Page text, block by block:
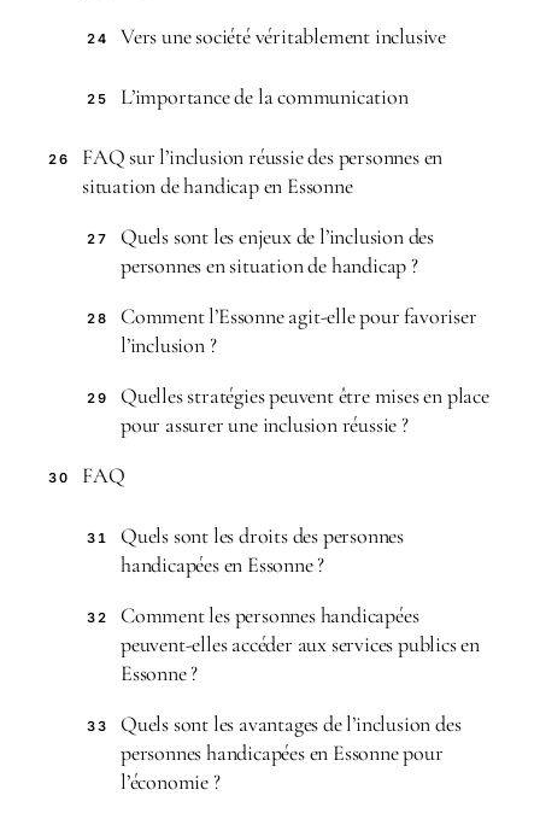
24 Vers une société véritablement inclusive
25 L’importance de la communication
26
FAQ sur l’inclusion réussie des personnes en
situation de handicap en Essonne
27
Quels sont les enjeux de l’inclusion des
personnes en situation de handicap ?
28
Comment l’Essonne agit-elle pour favoriser
l’inclusion ?
29
Quelles stratégies peuvent être mises en place
pour assurer une inclusion réussie ?
30 FAQ
31
Quels sont les droits des personnes
handicapées en Essonne ?
32
Comment les personnes handicapées
peuvent-elles accéder aux services publics en
Essonne ?
33
Quels sont les avantages de l’inclusion des
personnes handicapées en Essonne pour
l’économie ?